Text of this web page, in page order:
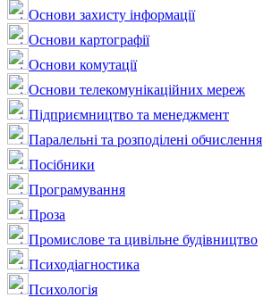
Основи захисту інформації
Основи картографії
Основи комутації
Основи телекомунікаційних мереж
Підприємництво та менеджмент
Паралельні та розподілені обчислення
Посібники
Програмування
Проза
Промислове та цивільне будівництво
Психодіагностика
Психологія